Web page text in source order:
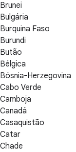
Brunei
Bulgária
Burquina Faso
Burundi
Butão
Bélgica
Bósnia-Herzegovina
Cabo Verde
Camboja
Canadá
Casaquistão
Catar
Chade